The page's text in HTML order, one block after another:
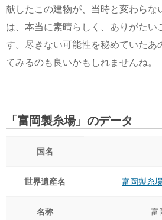
献したこの建物が、当時と変わらな
は、本当に素晴らしく、ありがたい
す。尽きない可能性を秘めていたあ
てみるのも良いかもしれませんね。
「富岡製糸場」のデータ
国名
世界遺産名 富岡製糸
名称 富